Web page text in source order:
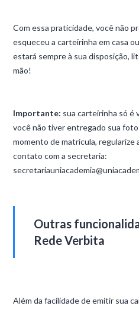
Com essa praticidade, você não
esqueceu a carteirinha em casa
estará sempre à sua disposição,
mão!
Importante: sua carteirinha só é
você não tiver entregado sua foto
momento de matrícula, regularize
contato com a secretaria:
Outras
Rede Verbita
Além da facilidade de emitir sua